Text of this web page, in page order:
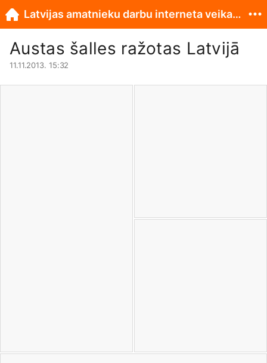
Austas šalles ražotas Latvijā
11.11.2013. 15:32
Latvijas amatnieku darbu interneta veikals www.originali.lv